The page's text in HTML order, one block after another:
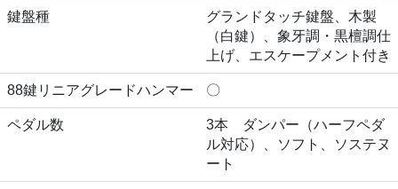
鍵盤種
グランドタッチ鍵盤、木製
（白鍵）、象牙調・黒檀調仕
上げ、エスケープメント付き
88鍵リニアグレードハンマー 〇
ペダル数
3本 ダンパー（ハーフペダ
ル対応）、ソフト、ソステヌ
ート